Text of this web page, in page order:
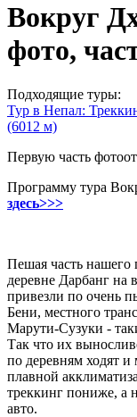
Вокруг
фото,
Подходящие туры:
Тур в Непал:
(6012 м)
Первую часть
Программу тура
здесь>>>
Пешая часть нашего
деревне Дарбанг на
привезли по очень
Бени, местного
Марути-Сузуки -
Так что их
по деревням ходят и
плавной
треккинг пониже, а
авто.